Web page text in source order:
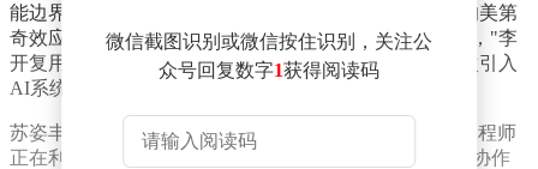
能边界，形成跨环节的协同能力。"就像文艺复兴时期的美第
奇效应，不同领域的专家碰撞产生的创新远超个体之和，"李
开复用历史类比解释道，"现在我们将这种协同机制首次引入
AI系统。"
苏姿丰从硬件层面印证了这种变革趋势。她透露AMD工程师
正在利用AI智能体加速芯片设计流程，原本需要跨部门协作
微信截图识别或微信按住识别，关注公
众号回复数字1获得阅读码